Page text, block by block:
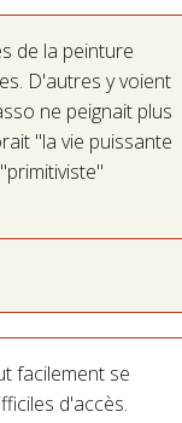
de la peinture
D'autres y voient
ne peignait plus
"la vie puissante
facilement se
d'accès.